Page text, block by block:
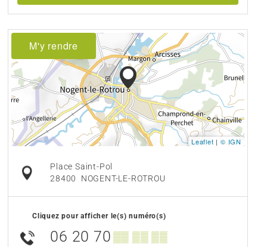
M'y rendre
Leaflet |© IGN
Place Saint-Pol
28400
NOGENT-LE-ROTROU
Cliquez pour afficher le(s) numéro(s)
06 20 70 ▒▒ ▒▒ ▒▒